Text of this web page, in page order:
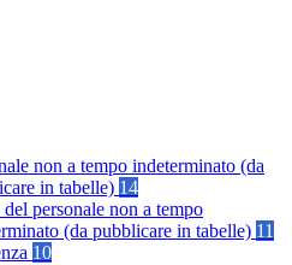
non a tempo indeterminato (da
in tabelle) 14
del personale non a tempo
(da pubblicare in tabelle) 11
10